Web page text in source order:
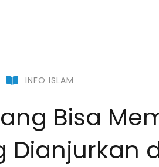
INFO ISLAM
Bisa
Dianjurkan